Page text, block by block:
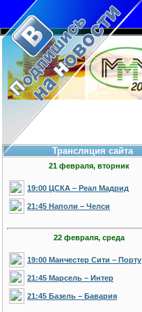
Трансляция сайта
21 февраля, вторник
19:00 ЦСКА – Реал Мадрид
21:45 Наполи – Челси
22 февраля, среда
19:00 Манчестер Сити – Порту
21:45 Марсель – Интер
21:45 Базель – Бавария